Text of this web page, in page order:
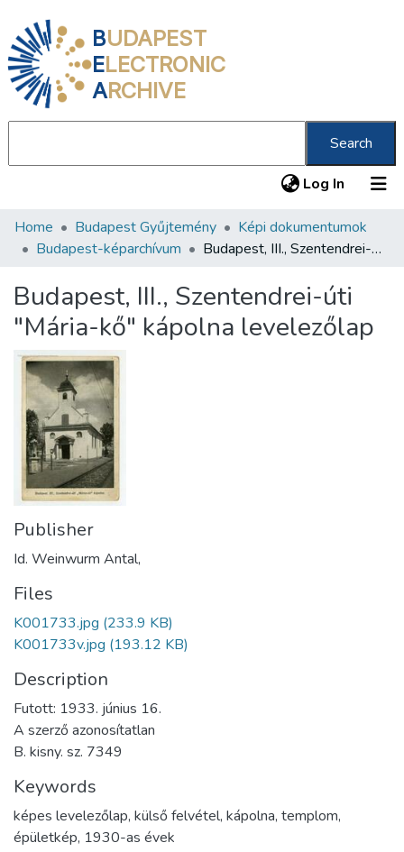
BUDAPEST
ELECTRONIC
ARCHIVE
Search
Log In (current)
Communities & Collections
Statistics
About us
Home Budapest Gyűjtemény
Képi dokumentumok
Budapest-képarchívum
Budapest, III., Szentendrei-úti "Mária-kő" kápolna levelezőlap
Budapest, III., Szentendrei-úti
"Mária-kő" kápolna levelezőlap
Publisher
Id. Weinwurm Antal,
Files
K001733.jpg (233.9 KB)
K001733v.jpg (193.12 KB)
Description
Futott: 1933. június 16.
A szerző azonosítatlan
B. kisny. sz. 7349
Keywords
képes levelezőlap, külső felvétel, kápolna, templom,
épületkép, 1930-as évek